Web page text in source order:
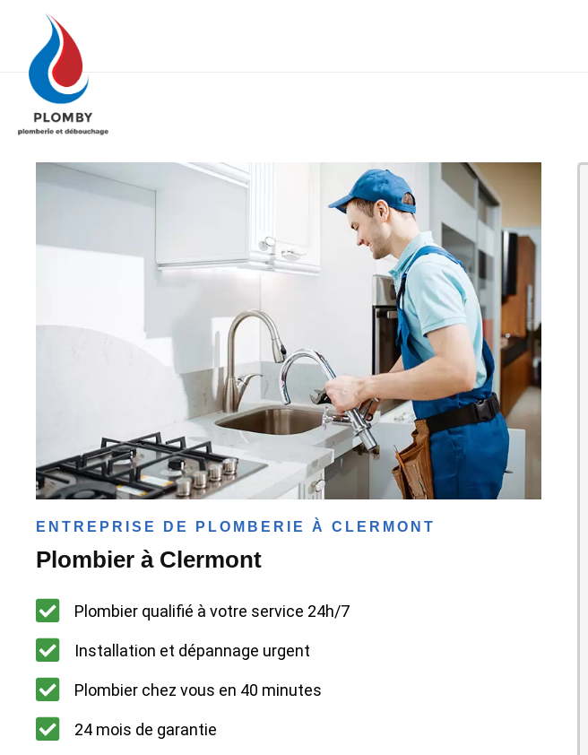
ENTREPRISE DE PLOMBERIE À CLERMONT
Plombier à Clermont
Plombier qualifié à votre service 24h/7
Installation et dépannage urgent
Plombier chez vous en 40 minutes
24 mois de garantie